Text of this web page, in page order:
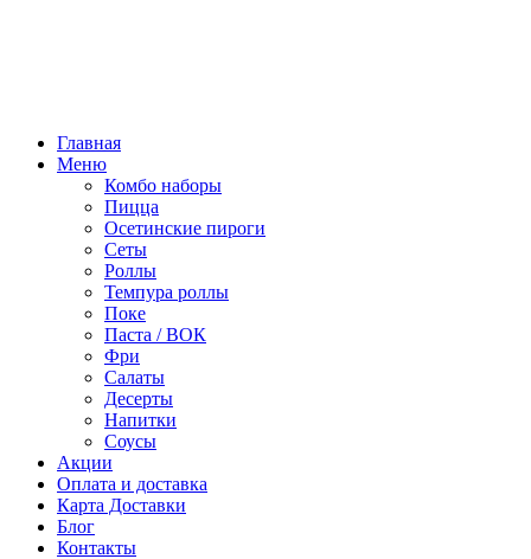
Главная
Меню
Комбо наборы
Пицца
Осетинские пироги
Сеты
Роллы
Темпура роллы
Поке
Паста / ВОК
Фри
Салаты
Десерты
Напитки
Соусы
Акции
Оплата и доставка
Карта Доставки
Блог
Контакты